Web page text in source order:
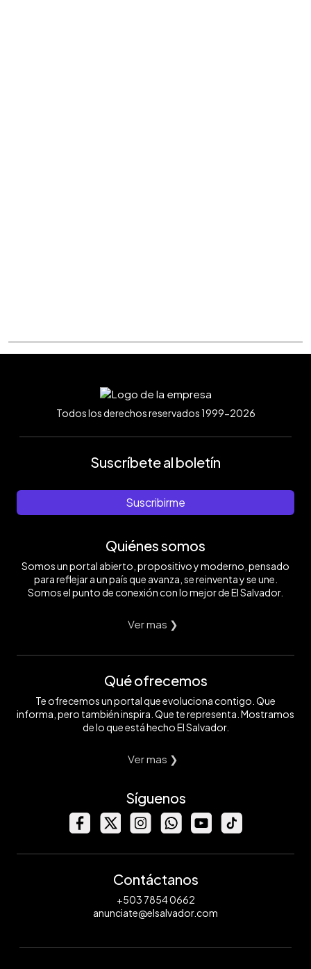
Todos los derechos reservados 1999-2026
Suscríbete al boletín
Suscribirme
Quiénes somos
Somos un portal abierto, propositivo y moderno, pensado
para reflejar a un país que avanza, se reinventa y se une.
Somos el punto de conexión con lo mejor de El Salvador.
Ver mas ❯
Qué ofrecemos
Te ofrecemos un portal que evoluciona contigo. Que
informa, pero también inspira. Que te representa. Mostramos
de lo que está hecho El Salvador.
Ver mas ❯
Síguenos
Contáctanos
+503 7854 0662
anunciate@elsalvador.com